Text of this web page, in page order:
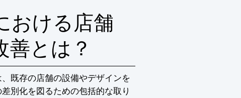
おける店舗
善とは？
既存の店舗の設備やデザインを
別化を図るための包括的な取り